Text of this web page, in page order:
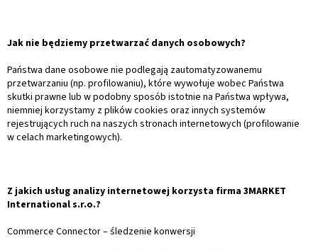
Jak nie będziemy przetwarzać danych osobowych?
Państwa dane osobowe nie podlegają zautomatyzowanemu
przetwarzaniu (np. profilowaniu), które wywołuje wobec Państwa
skutki prawne lub w podobny sposób istotnie na Państwa wpływa,
niemniej korzystamy z plików cookies oraz innych systemów
rejestrujących ruch na naszych stronach internetowych (profilowanie
w celach marketingowych).
Z jakich usług analizy internetowej korzysta firma 3MARKET
International s.r.o.?
Commerce Connector – śledzenie konwersji